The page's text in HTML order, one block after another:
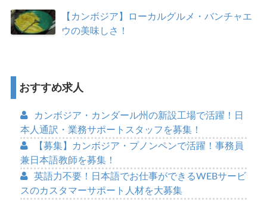
【カンボジア】ローカルグルメ・バンチャエ
ウの美味しさ！
おすすめ求人
カンボジア・カンダール州の新設工場で活躍！日
本人通訳・業務サポートスタッフを募集！
【募集】カンボジア・プノンペンで活躍！事務員
兼日本語教師を募集！
英語力不要！日本語でお仕事ができるWEBサービ
スのカスタマーサポート人材を大募集